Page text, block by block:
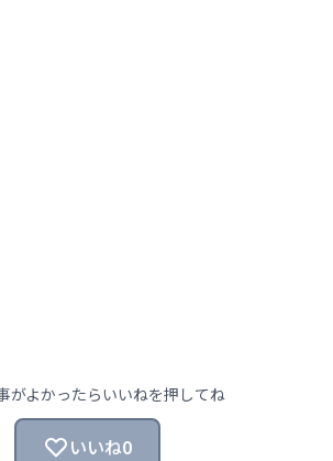
がよかったらいいねを押してね
いいね0